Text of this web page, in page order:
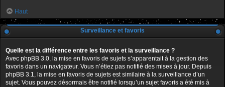
Haut
Surveillance et favoris
Quelle est la différence entre les favoris et la surveillance ?
Avec phpBB 3.0, la mise en favoris de sujets s’apparentait à la gestion des
favoris dans un navigateur. Vous n’étiez pas notifié des mises à jour. Depuis
phpBB 3.1, la mise en favoris de sujets est similaire à la surveillance d’un
sujet. Vous pouvez désormais être notifié lorsqu’un sujet favoris a été mis à